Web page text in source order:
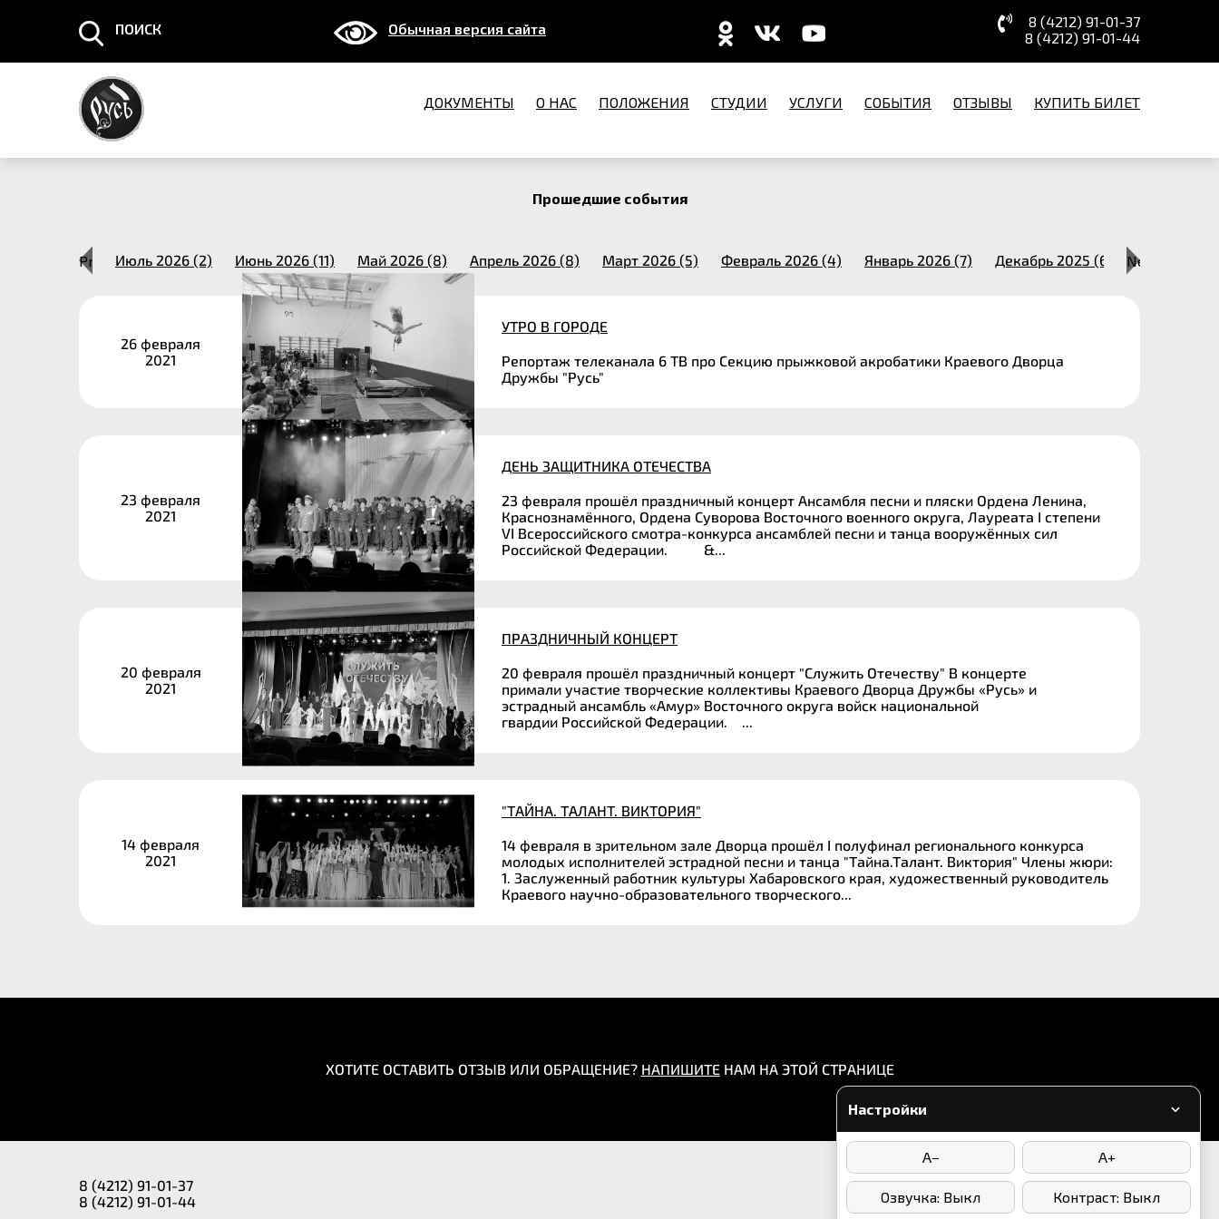
ПОИСК Обычная версия сайта
8 (4212) 91-01-37
8 (4212) 91-01-44
ДОКУМЕНТЫ О НАС ПОЛОЖЕНИЯ СТУДИИ УСЛУГИ СОБЫТИЯ ОТЗЫВЫ КУПИТЬ БИЛЕТ
Прошедшие события
Previous
Март 2014 (1) Июль 2026 (2) Июнь 2026 (11) Май 2026 (8) Апрель 2026 (8) Март 2026 (5) Февраль 2026 (4) Январь 2026 (7) Декабрь 2025 (6) Ноябрь
Next
26 февраля
2021
УТРО В ГОРОДЕ
Репортаж телеканала 6 ТВ про Секцию прыжковой акробатики Краевого Дворца
Дружбы "Русь"
23 февраля
2021
ДЕНЬ ЗАЩИТНИКА ОТЕЧЕСТВА
23 февраля прошёл праздничный концерт Ансамбля песни и пляски Ордена Ленина,
Краснознамённого, Ордена Суворова Восточного военного округа, Лауреата I степени
VI Всероссийского смотра-конкурса ансамблей песни и танца вооружённых сил
Российской Федерации. &...
20 февраля
2021
ПРАЗДНИЧНЫЙ КОНЦЕРТ
20 февраля прошёл праздничный концерт "Служить Отечеству" В концерте
примали участие творческие коллективы Краевого Дворца Дружбы «Русь» и
эстрадный ансамбль «Амур» Восточного округа войск национальной
гвардии Российской Федерации. ...
14 февраля
2021
"ТАЙНА. ТАЛАНТ. ВИКТОРИЯ"
14 февраля в зрительном зале Дворца прошёл I полуфинал регионального конкурса
молодых исполнителей эстрадной песни и танца "Тайна.Талант. Виктория" Члены жюри:
1. Заслуженный работник культуры Хабаровского края, художественный руководитель
Краевого научно-образовательного творческого...
ХОТИТЕ ОСТАВИТЬ ОТЗЫВ ИЛИ ОБРАЩЕНИЕ? НАПИШИТЕНАМ НА ЭТОЙ СТРАНИЦЕ
8 (4212) 91-01-37
8 (4212) 91-01-44
Написать в WhatsApp
Настройки
A− A+
Озвучка: Выкл Контраст: Выкл